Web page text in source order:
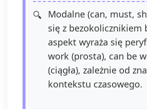
Modalne (can, must,
się z bezokolicznikiem
aspekt wyraża się
work (prosta), can be
(ciągła), zależnie od
kontekstu czasowego.